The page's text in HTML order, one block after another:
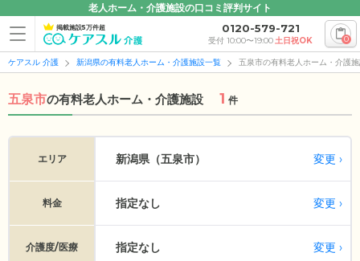
老人ホーム・介護施設の口コミ評判サイト
掲載施設5万件超 0120-579-721
受付 10:00〜19:00土日祝OK 0
ケアスル 介護 新潟県の有料老人ホーム・介護施設一覧 五泉市の有料老人ホーム・介護
五泉市の有料老人ホーム・介護施設 1 件
エリア 新潟県（五泉市） 変更
料金 指定なし 変更
介護度/医療 指定なし 変更